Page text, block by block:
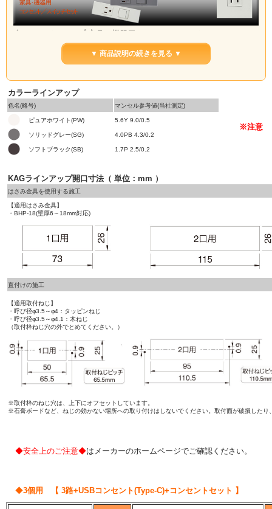
家具や住宅設備など機器用のラインアップです。
ガイドランプ(緑色の表示灯)や、チェックランプ(黄色の通電表示灯)が付いている組み合わ
▼ 商品説明の続きを見る ▼
カラーラインアップ
色名(略号) マンセル参考値(当社測定)
※注意
ピュアホワイト(PW) 5.6Y 9.0/0.5
ソリッドグレー(SG) 4.0PB 4.3/0.2
ソフトブラック(SB) 1.7P 2.5/0.2
KAGラインアップ開口寸法（ 単位：mm ）
はさみ金具を使用する施工
【適用はさみ金具】
・BHP-18(壁厚6～18mm対応)
直付けの施工
【適用取付ねじ】
・呼び径φ3.5～φ4：タッピンねじ
・呼び径φ3.5～φ4.1：木ねじ
（取付枠ねじ穴の外でとめてください。）
※取付枠のねじ穴は、上下にオフセットしています。
※石膏ボードなど、ねじの効かない場所への取り付けはしないでください。取付面が破損したり
◆安全上のご注意◆はメーカーのホームページでご確認ください。
◆3個用 【 3路+USBコンセント(Type-C)+コンセントセット 】